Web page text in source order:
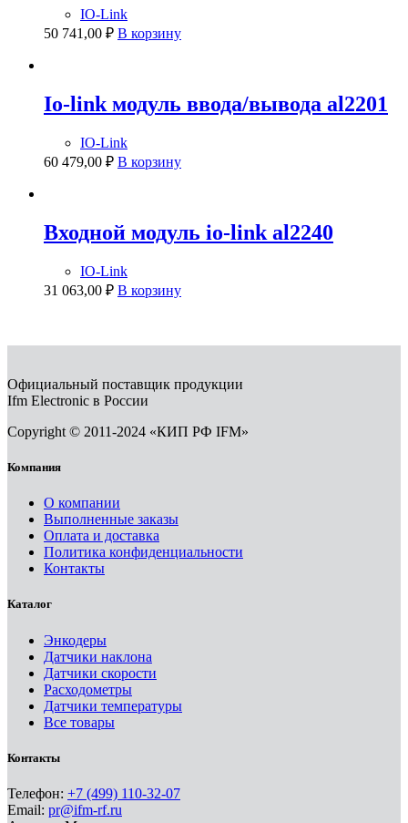
IO-Link
50 741,00 ₽ В корзину
Io-link модуль ввода/вывода al2201
IO-Link
60 479,00 ₽ В корзину
Входной модуль io-link al2240
IO-Link
31 063,00 ₽ В корзину
Официальный поставщик продукции
Ifm Electronic в России
Copyright © 2011-2024 «КИП РФ IFM»
Компания
О компании
Выполненные заказы
Оплата и доставка
Политика конфиденциальности
Контакты
Каталог
Энкодеры
Датчики наклона
Датчики скорости
Расходометры
Датчики температуры
Все товары
Контакты
Телефон: +7 (499) 110-32-07
Email: pr@ifm-rf.ru